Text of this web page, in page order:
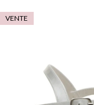
VENTE